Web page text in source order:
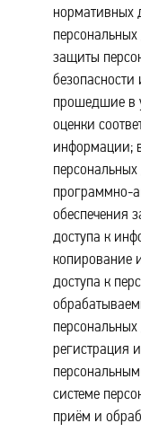
нормативных
защиты
прошедшие в
оценки
информации;
программно-
обеспечения
доступа к
копирование
доступа к
регистрация
системе
приём и